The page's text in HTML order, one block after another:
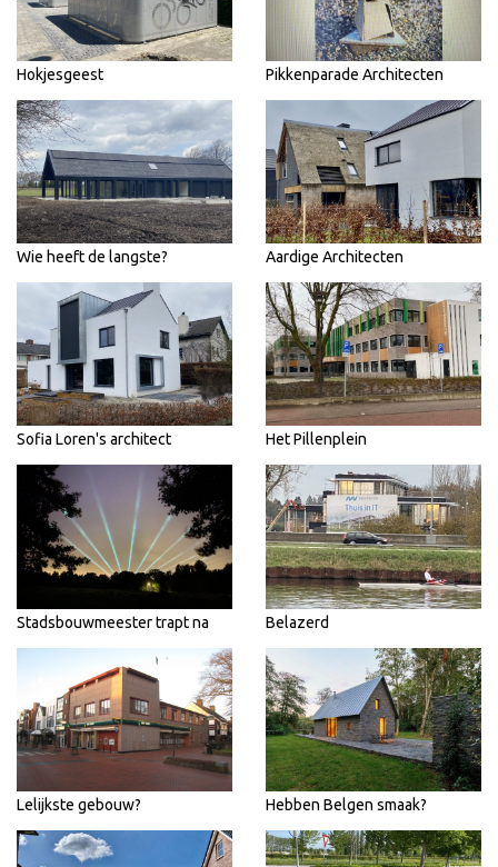
Hokjesgeest Pikkenparade Architecten
Wie heeft de langste? Aardige Architecten
Sofia Loren's architect Het Pillenplein
Stadsbouwmeester trapt na Belazerd
Lelijkste gebouw? Hebben Belgen smaak?